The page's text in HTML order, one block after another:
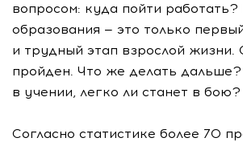
вопросом: куда пойти работать?
образования — это только
и трудный этап взрослой
пройден. Что же делать
в учении, легко ли станет в бою?
Согласно статистике более 70